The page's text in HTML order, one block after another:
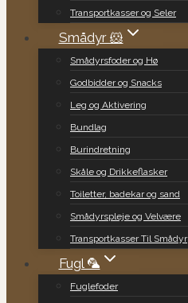
Transportkasser og Seler
Smådyr 🐹
Smådyrsfoder og Hø
Godbidder og Snacks
Leg og Aktivering
Bundlag
Burindretning
Skåle og Drikkeflasker
Toiletter, badekar og sand
Smådyrspleje og Velvære
Transportkasser Til Smådyr
Fugl 🦜
Fuglefoder